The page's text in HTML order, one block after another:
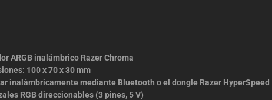
ARGB inalámbrico Razer Chroma
100 x 70 x 30 mm
inalámbricamente mediante Bluetooth o el dongle Razer HyperSpeed
RGB direccionables (3 pines, 5 V)